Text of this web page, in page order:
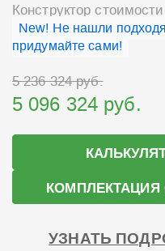
Конструктор
New! Не нашли
придумайте сами!
5 236 324 руб.
5 096 324 руб.
УЗНАТЬ